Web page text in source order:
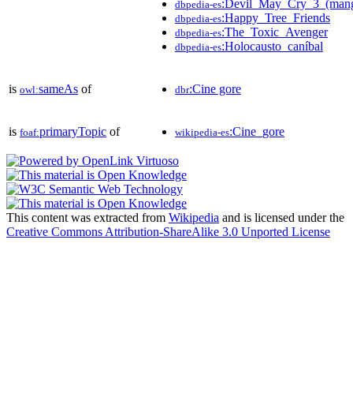
dbpedia-es
dbpedia-es:Happy_Tree_Friends
dbpedia-es:The_Toxic_Avenger
dbpedia-es:Holocausto_caníbal
is owl:sameAs of dbr:Cine gore
is foaf:primaryTopic of wikipedia-es:Cine_gore
This content was extracted from Wikipedia and is licensed under the
Creative Commons Attribution-ShareAlike 3.0 Unported License